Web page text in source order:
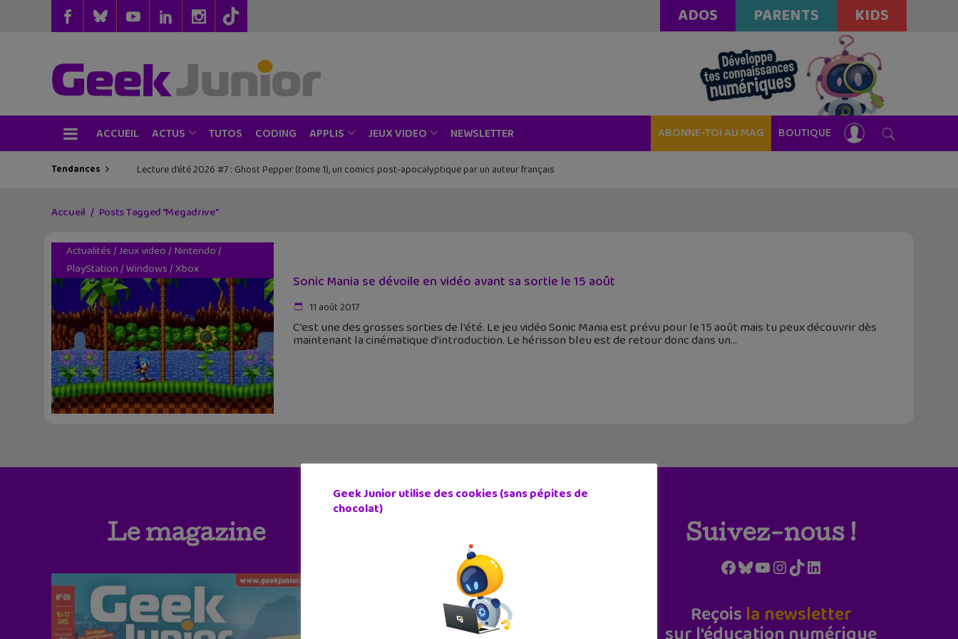
ADOS PARENTS KIDS
ACCUEIL ACTUS TUTOS CODING APPLIS JEUX VIDEO NEWSLETTER ABONNE-TOI AU MAG BOUTIQUE
Tendances Lecture d’été 2026 #7 : Ghost Pepper (tome 1), un comics post-apocalyptique par un auteur français
Les sorties geek de l’été à Paris : One Piece au musée Grévin, Zoo Art Show, Passion Japon…
Accueil Posts Tagged "Megadrive"
Actualités/Jeux video/ Nintendo/
PlayStation/Windows/Xbox
Sonic Mania se dévoile en vidéo avant sa sortie le 15 août
11 août 2017
C'est une des grosses sorties de l'été. Le jeu vidéo Sonic Mania est prévu pour le 15 août mais tu peux découvrir dès
maintenant la cinématique d'introduction. Le hérisson bleu est de retour donc dans un
Le magazine Suivez-nous !
Facebook
Bluesky
YouTube
Instagram
TikTokLinkedIn
Reçois la newsletter
Geek Junior utilise des cookies (sans pépites de
chocolat)